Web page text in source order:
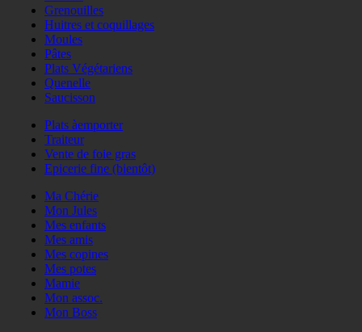
Grenouilles
Huitres et coquillages
Moules
Pâtes
Plats Végétariens
Quenelle
Saucisson
Plats àemporter
Traiteur
Vente de foie gras
Epicerie fine (bientôt)
Ma Chérie
Mon Jules
Mes enfants
Mes amis
Mes copines
Mes potes
Mamie
Mon assoc.
Mon Boss